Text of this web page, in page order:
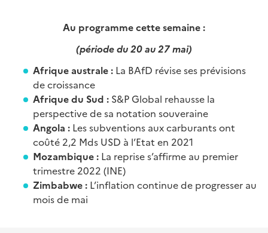
Au programme cette semaine :
(période du 20 au 27 mai)
Afrique australe : La BAfD révise ses prévisions
de croissance
Afrique du Sud : S&P Global rehausse la
perspective de sa notation souveraine
Angola : Les subventions aux carburants ont
coûté 2,2 Mds USD à l’Etat en 2021
Mozambique : La reprise s’affirme au premier
trimestre 2022 (INE)
Zimbabwe : L’inflation continue de progresser au
mois de mai